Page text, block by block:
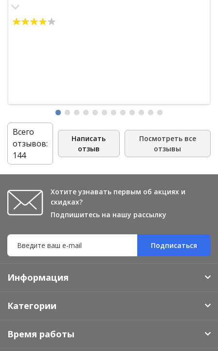
Всего
отзывов:
144
Написать
отзыв
Посмотреть все
отзывы
Хотите узнавать первым об акциях и
скидках?
Подпишитесь на нашу рассылку
Подписаться
Информация
Категории
Время работы